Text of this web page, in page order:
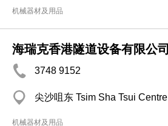
机械器材及用品
海瑞克香港隧道设备有限公司
3748 9152
尖沙咀东 Tsim Sha Tsui Centre
机械器材及用品